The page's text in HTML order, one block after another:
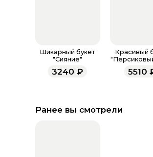
Шикарный букет
"Сияние"
3240 ₽
Красивый
5510
Ранее вы смотрели